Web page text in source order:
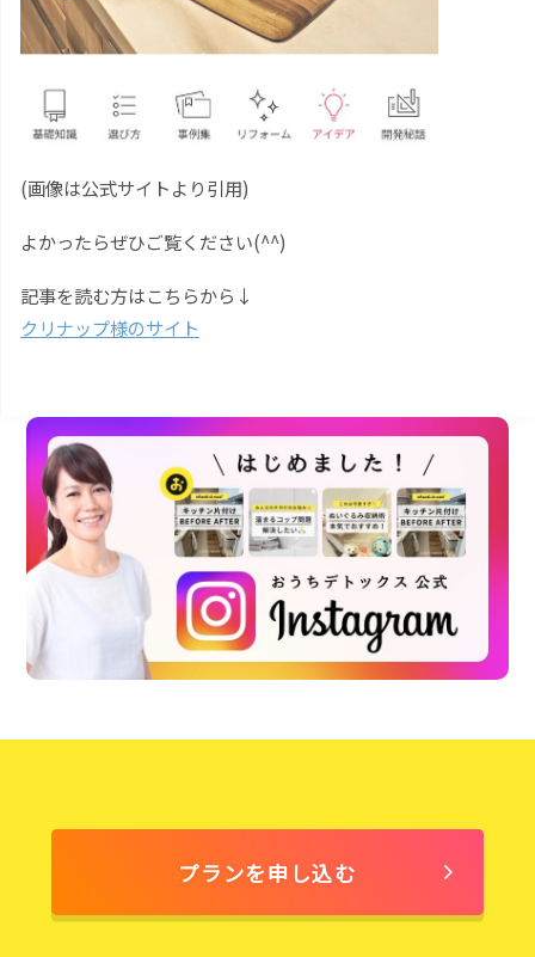
(画像は公式サイトより引用)
よかったらぜひご覧ください(^^)
記事を読む方はこちらから↓
クリナップ様のサイト
プランを申し込む